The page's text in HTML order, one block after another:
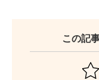
この記